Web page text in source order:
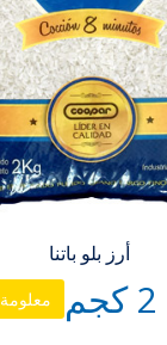
أرز بلو باتنا
2 كجم معلومة